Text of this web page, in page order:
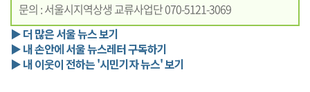
문의 : 서울시지역상생 교류사업단 070-5121-3069
▶ 더 많은 서울 뉴스 보기
▶ 내 손안에 서울 뉴스레터 구독하기
▶ 내 이웃이 전하는 '시민기자 뉴스' 보기